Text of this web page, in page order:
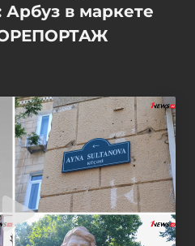
в маркете